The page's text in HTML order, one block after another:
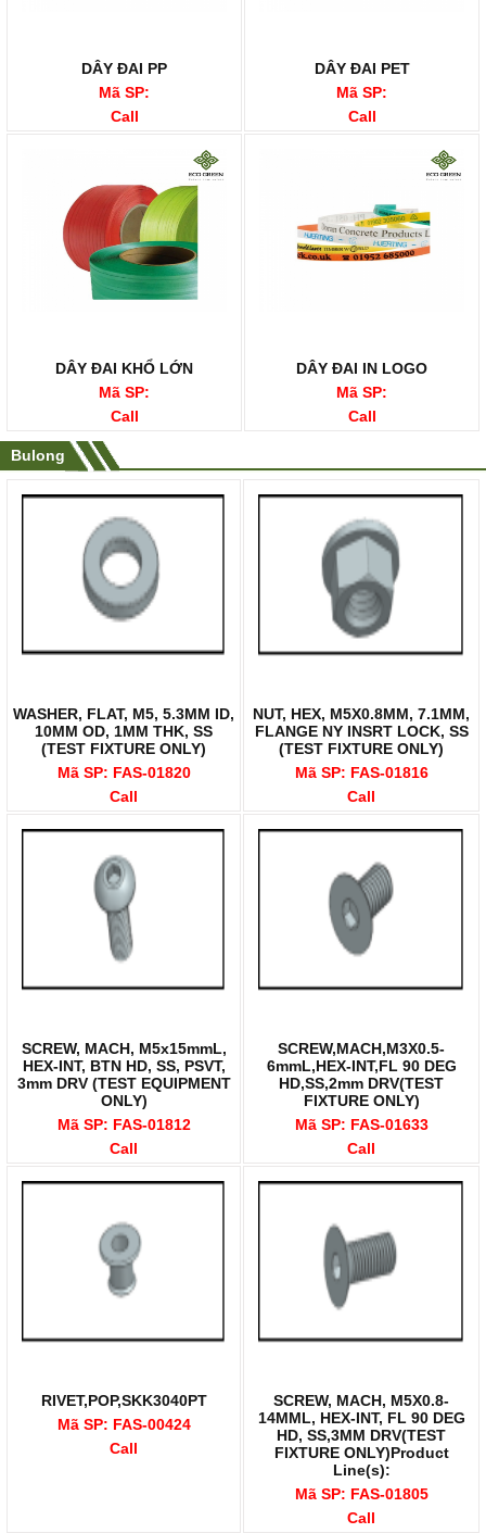
DÂY ĐAI PP
Mã SP:
Call
DÂY ĐAI PET
Mã SP:
Call
DÂY ĐAI KHỔ LỚN
Mã SP:
Call
DÂY ĐAI IN LOGO
Mã SP:
Call
Bulong
WASHER, FLAT, M5, 5.3MM ID,
10MM OD, 1MM THK, SS
(TEST FIXTURE ONLY)
Mã SP: FAS-01820
Call
NUT, HEX, M5X0.8MM, 7.1MM,
FLANGE NY INSRT LOCK, SS
(TEST FIXTURE ONLY)
Mã SP: FAS-01816
Call
SCREW, MACH, M5x15mmL,
HEX-INT, BTN HD, SS, PSVT,
3mm DRV (TEST EQUIPMENT
ONLY)
Mã SP: FAS-01812
Call
SCREW,MACH,M3X0.5-
6mmL,HEX-INT,FL 90 DEG
HD,SS,2mm DRV(TEST
FIXTURE ONLY)
Mã SP: FAS-01633
Call
RIVET,POP,SKK3040PT
Mã SP: FAS-00424
Call
SCREW, MACH, M5X0.8-
14MML, HEX-INT, FL 90 DEG
HD, SS,3MM DRV(TEST
FIXTURE ONLY)Product
Line(s):
Mã SP: FAS-01805
Call